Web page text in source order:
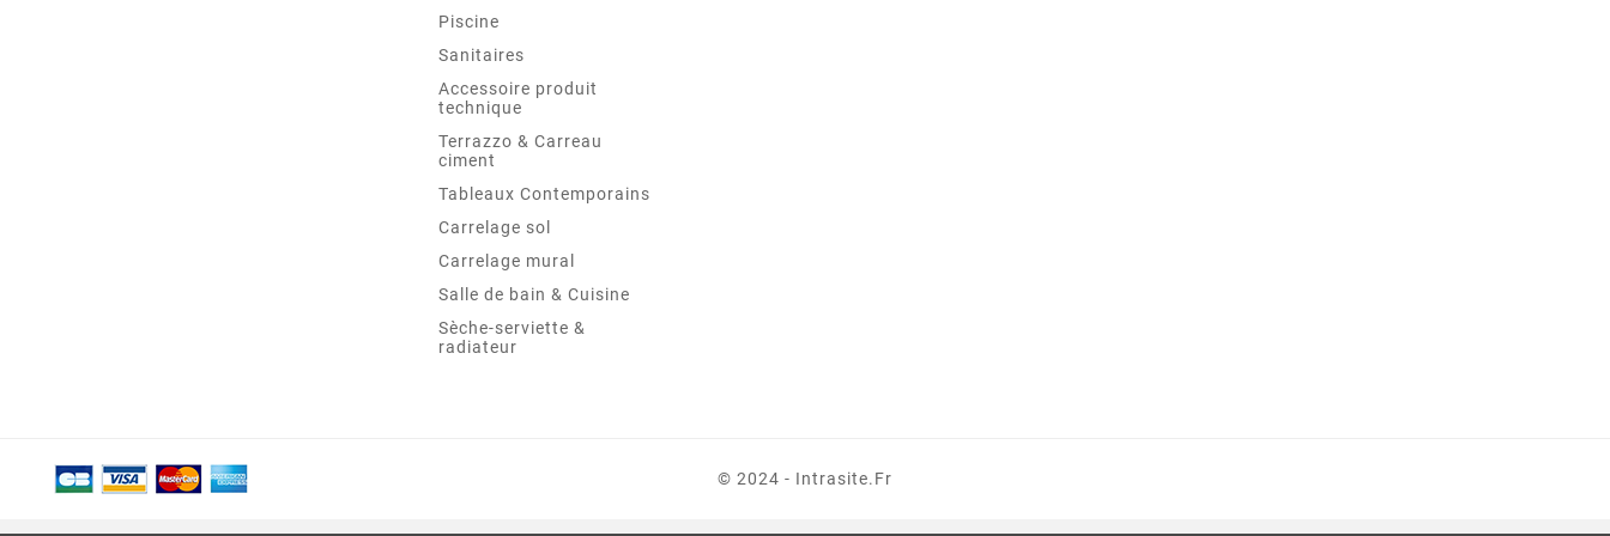
Piscine
Sanitaires
Accessoire produit
technique
Terrazzo & Carreau
ciment
Tableaux Contemporains
Carrelage sol
Carrelage mural
Salle de bain & Cuisine
Sèche-serviette &
radiateur
© 2024 - Intrasite.fr